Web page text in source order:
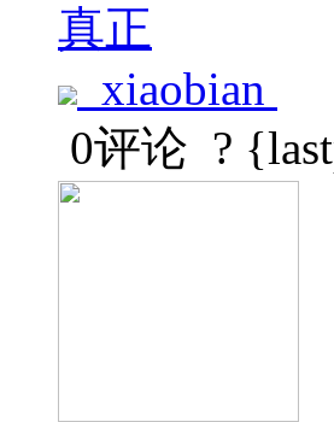
真正
xiaobian
0评论 ?